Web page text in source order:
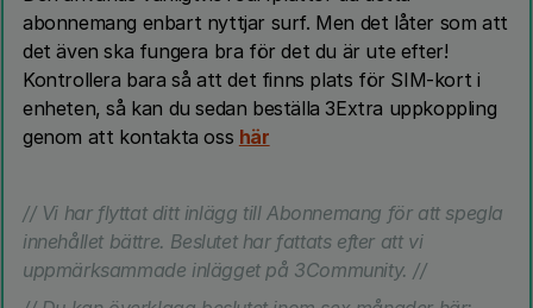
abonnemang enbart nyttjar surf. Men det låter som att
det även ska fungera bra för det du är ute efter!
Kontrollera bara så att det finns plats för SIM-kort i
enheten, så kan du sedan beställa 3Extra uppkoppling
genom att kontakta oss här
// Vi har flyttat ditt inlägg till Abonnemang för att spegla
innehållet bättre. Beslutet har fattats efter att vi
uppmärksammade inlägget på 3Community. //